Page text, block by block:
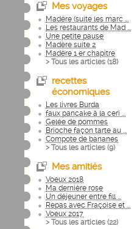
Mes voyages
Madère (suite les marc ...
Les restaurants de Mad ...
Une petite pause
Madère suite 2
Madère 1 er chapitre
> Tous les articles (18)
recettes
économiques
Les livres Burda
faux pancake à la ceri ...
Gelée de pommes
Brioche façon tarte au ...
Compote de bananes
> Tous les articles (9)
Mes amitiés
Voeux 2018
Ma dernière rose
Un déjeuner entre fill ...
Repas avec Fraçoise et ...
Voeux 2017
> Tous les articles (22)